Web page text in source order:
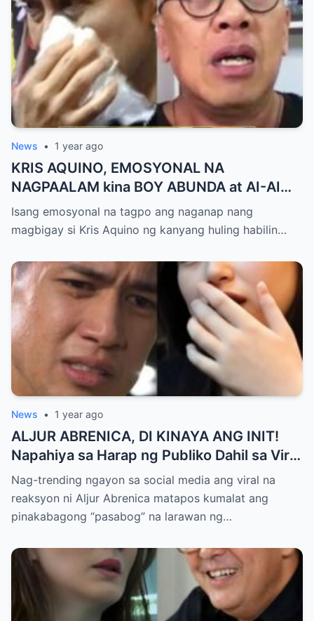
News • 1 year ago
KRIS AQUINO, EMOSYONAL NA
NAGPAALAM kina BOY ABUNDA at AI-AI
DELAS ALAS! Huling Habilin ng Queen of
All Media, NAGPAIYAK sa Buong Bayan —
Pagpapatawad, Isiniwalat na!
Isang emosyonal na tagpo ang naganap nang
magbigay si Kris Aquino ng kanyang huling habilin…
News • 1 year ago
ALJUR ABRENICA, DI KINAYA ANG INIT!
Napahiya sa Harap ng Publiko Dahil sa Viral
PASABOG Photo ni KYLIE PADILLA —
Netizens Nagulantang sa Ganda at Lakas
ng Aura! “Sino Talaga ang Nagsisi
Nag-trending ngayon sa social media ang viral na
reaksyon ni Aljur Abrenica matapos kumalat ang
pinakabagong “pasabog” na larawan ng…